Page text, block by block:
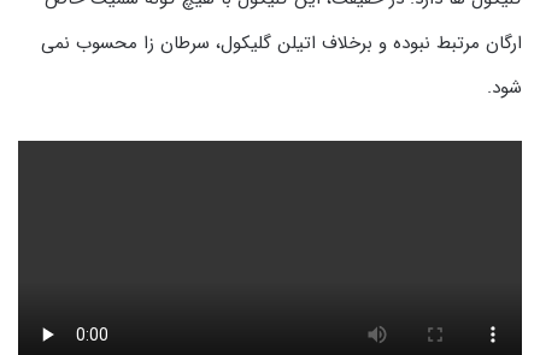
ارگان مرتبط نبوده و برخلاف اتیلن گلیکول، سرطان زا محسوب نمی
شود.